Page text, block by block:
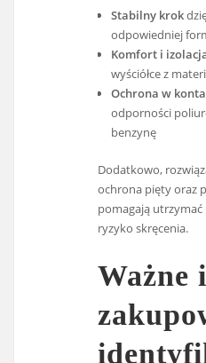
Stabilny krok
odpowiedniej
Komfort i
wyściółce z
Ochrona w
odporności
benzynę
Dodatkowo,
ochrona pięty oraz
pomagają
ryzyko skręcenia.
Ważne